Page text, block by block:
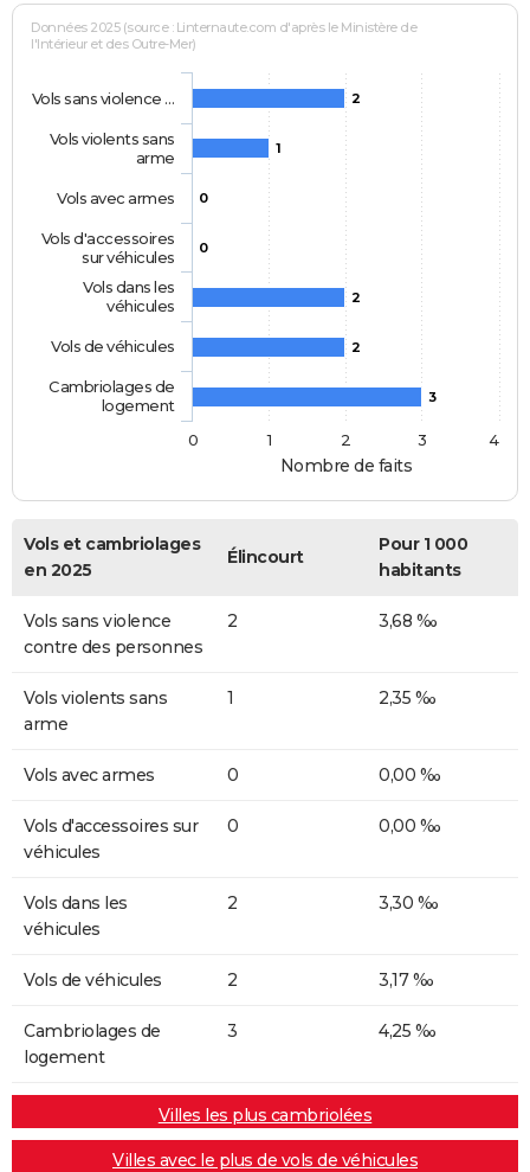
Nombre de faits
Données 2025 (source : Linternaute.com d'après le Ministère de
l'Intérieur et des Outre-Mer)
2
1
0
0
2
2
3
Vols sans violence …
Vols violents sans
arme
Vols avec armes
Vols d'accessoires
sur véhicules
Vols dans les
véhicules
Vols de véhicules
Cambriolages de
logement
0
1 2 3 4
Vols et cambriolages
en 2025
Élincourt
Pour 1 000
habitants
Vols sans violence
contre des personnes
2 3,68 ‰
Vols violents sans
arme
1 2,35 ‰
Vols avec armes 0 0,00 ‰
Vols d'accessoires sur
véhicules
0 0,00 ‰
Vols dans les
véhicules
2 3,30 ‰
Vols de véhicules 2 3,17 ‰
Cambriolages de
logement
3 4,25 ‰
Villes les plus cambriolées
Villes avec le plus de vols de véhicules